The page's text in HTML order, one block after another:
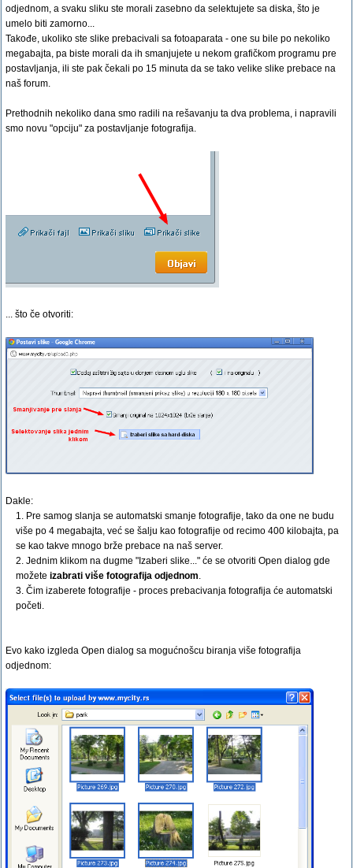
odjednom, a svaku sliku ste morali zasebno da selektujete sa diska, što je
umelo biti zamorno...
Takođe, ukoliko ste slike prebacivali sa fotoaparata - one su bile po nekoliko
megabajta, pa biste morali da ih smanjujete u nekom grafičkom programu pre
postavljanja, ili ste pak čekali po 15 minuta da se tako velike slike prebace na
naš forum.
Prethodnih nekoliko dana smo radili na rešavanju ta dva problema, i napravili
smo novu "opciju" za postavljanje fotografija.
... što če otvoriti:
Dakle:
1. Pre samog slanja se automatski smanje fotografije, tako da one ne budu
više po 4 megabajta, već se šalju kao fotografije od recimo 400 kilobajta, pa
se kao takve mnogo brže prebace na naš server.
2. Jednim klikom na dugme "Izaberi slike..." će se otvoriti Open dialog gde
možete izabrati više fotografija odjednom.
3. Čim izaberete fotografije - proces prebacivanja fotografija će automatski
početi.
Evo kako izgleda Open dialog sa mogućnošcu biranja više fotografija
odjednom: